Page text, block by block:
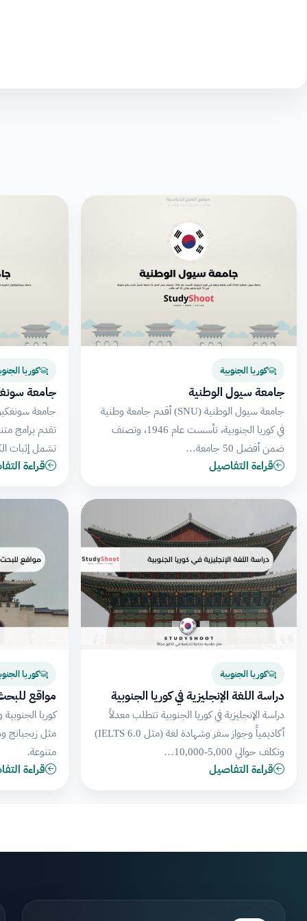
كوريا الجنوبية
جامعة سيول الوطنية
جامعة سيول الوطنية (SNU) أقدم جامعة وطنية
في كوريا الجنوبية، تأسست عام 1946، وتصنف
ضمن أفضل 50 جامعة…
قراءة التفاصيل
كوريا
جامعة
تقدم برامج
تشمل إثبات
قراءة
كوريا الجنوبية
دراسة اللغة الإنجليزية في كوريا الجنوبية
دراسة الإنجليزية في كوريا الجنوبية تتطلب معدلاً
أكاديمياً وجواز سفر وشهادة لغة (مثل IELTS 6.0)
وتكلف حوالي 5,000-10,000…
قراءة التفاصيل
كوريا
مواقع
كوريا
مثل زيجبانج
متنوعة.
قراءة